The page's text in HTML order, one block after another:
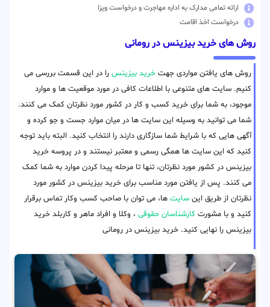
ارائه تمامی مدارک به اداره مهاجرت و درخواست ویزا
درخواست اخذ اقامت
روش های خرید بیزینس در رومانی
روش های یافتن مواردی جهت خرید بیزینس را در این قسمت بررسی می
کنیم. سایت های متنوعی با اطلاعات کافی در مورد موقعیت ها و موارد
موجود، به شما برای خرید کسب و کار در کشور مورد نظرتان کمک می کنند.
شما می توانید به وسیله این سایت ها در میان موارد جست و جو کرده و
آگهی هایی که با شرایط شما سازگاری دارند را انتخاب کنید. البته باید توجه
کنید که این سایت ها همگی رسمی و معتبر نیستند و در پروسه خرید
بیزینس در کشور مورد نظرتان، تنها تا مرحله پیدا کردن موارد به شما کمک
می کنند. پس از یافتن مورد مناسب برای خرید بیزینس در کشور مورد
نظرتان از طریق این سایت ها، می توان با صاحب کسب وکار تماس برقرار
کنید و با مشورت کارشناسان حقوقی ، وکلا و افراد ماهر و کاربلد خرید
بیزینس را نهایی کنید. خرید بیزینس در رومانی